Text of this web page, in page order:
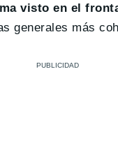
visto en el
generales más